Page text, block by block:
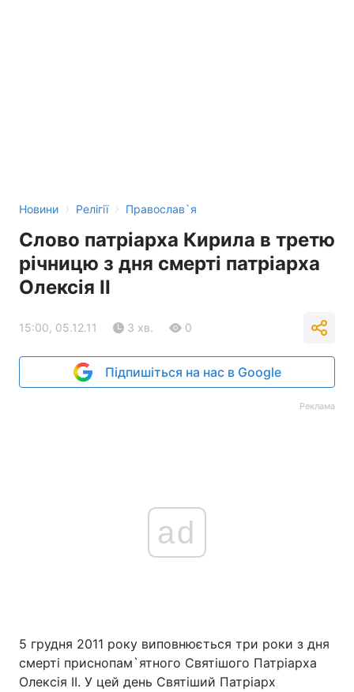
Новини › Релігії › Православ`я
Слово патріарха Кирила в третю
річницю з дня смерті патріарха
Олексія II
15:00, 05.12.11 3 хв. 0
Підпишіться на нас в Google
Реклама
ad
5 грудня 2011 року виповнюється три роки з дня
смерті приснопам`ятного Святішого Патріарха
Олексія II. У цей день Святіший Патріарх